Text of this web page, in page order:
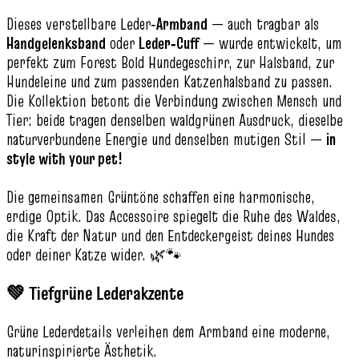
Dieses verstellbare Leder‑Armband — auch tragbar als
Handgelenksband oder Leder‑Cuff— wurde entwickelt, um
perfekt zum Forest Bold Hundegeschirr, zur Halsband, zur
Hundeleine und zum passenden Katzenhalsband zu passen.
Die Kollektion betont die Verbindung zwischen Mensch und
Tier: beide tragen denselben waldgrünen Ausdruck, dieselbe
naturverbundene Energie und denselben mutigen Stil — in
style with your pet!
Die gemeinsamen Grüntöne schaffen eine harmonische,
erdige Optik. Das Accessoire spiegelt die Ruhe des Waldes,
die Kraft der Natur und den Entdeckergeist deines Hundes
oder deiner Katze wider. 🌿🐾
💚 Tiefgrüne Lederakzente
Grüne Lederdetails verleihen dem Armband eine moderne,
naturinspirierte Ästhetik.